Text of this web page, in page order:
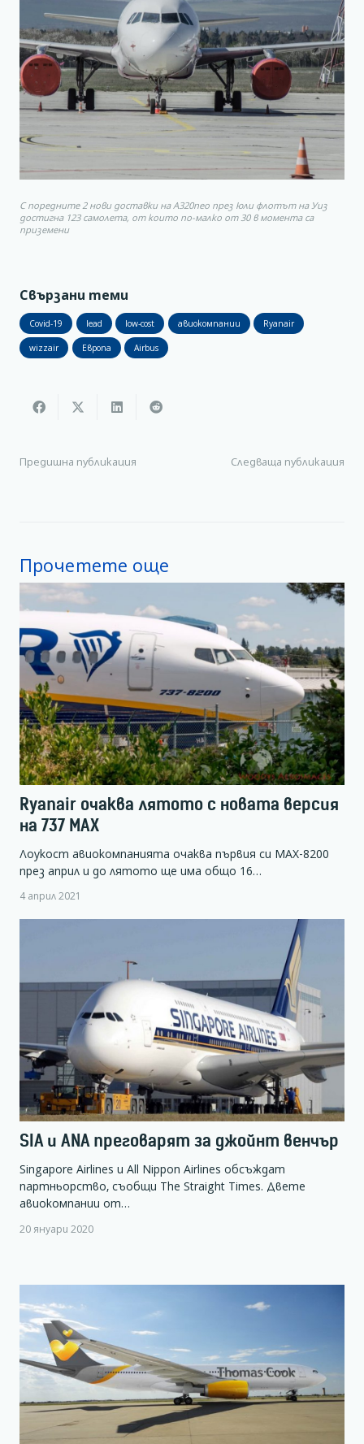
С поредните 2 нови доставки на А320neo през юли флотът на Уиз
достигна 123 самолета, от които по-малко от 30 в момента са
приземени
Свързани теми
Covid-19 lead low-cost авиокомпании Ryanair
wizzair Европа Airbus
Предишна публикация Следваща публикация
Прочетете още
Ryanair очаква лятото с новата версия
на 737 MAX
Лоукост авиокомпанията очаква първия си MAX-8200
през април и до лятото ще има общо 16…
4 април 2021
SIA и ANA преговарят за джойнт венчър
Singapore Airlines и All Nippon Airlines обсъждат
партньорство, съобщи The Straight Times. Двете
авиокомпании от…
20 януари 2020